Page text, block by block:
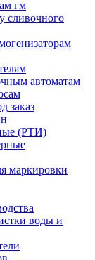
гм
сливочного
автоматам
заказ
(РТИ)
маркировки
воды и